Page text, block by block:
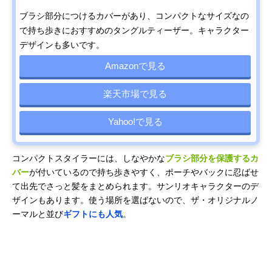
ブラシ部分につけるカバーがあり、コンパクトなサイズなの
で持ち歩きにおすすめのタングルティーザー。キャラクター
デザインも多いです。
Amazonで見る
楽天市場で見る
Yahoo!で見る
コンパクトスタイラーには、しなやかなブラシ部分を保護するカ
バーが付いているので持ち歩きやすく、ポーチやバックに忍ばせ
て出先でさっと髪をまとめられます。サンリオキャラクターのデ
ザインもあります。使う場所を選ばないので、ザ・オリジナルノ
ーマルと並びギフトにも人気。